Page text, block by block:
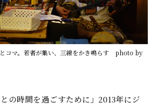
コマ。若者が集い、三線をかき鳴らす photo by
の時間を過ごすために」2013年にジ